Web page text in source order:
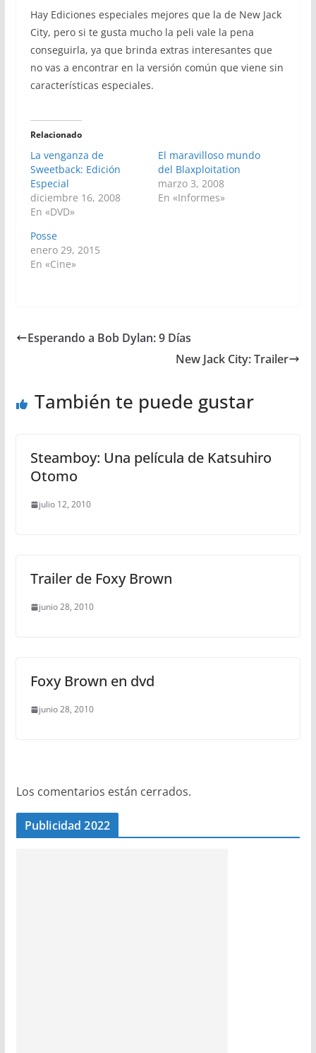
Hay Ediciones especiales mejores que la de New Jack
City, pero si te gusta mucho la peli vale la pena
conseguirla, ya que brinda extras interesantes que
no vas a encontrar en la versión común que viene sin
características especiales.
Relacionado
La venganza de
Sweetback: Edición
Especial
diciembre 16, 2008
En «DVD»
El maravilloso mundo
del Blaxploitation
marzo 3, 2008
En «Informes»
Posse
enero 29, 2015
En «Cine»
Esperando a Bob Dylan: 9 Días
New Jack City: Trailer
También te puede gustar
Steamboy: Una película de Katsuhiro
Otomo
julio 12, 2010
Trailer de Foxy Brown
junio 28, 2010
Foxy Brown en dvd
junio 28, 2010
Los comentarios están cerrados.
Publicidad 2022